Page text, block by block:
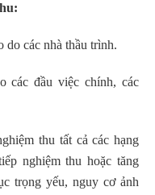
do các nhà thầu trình.
các đầu việc chính, các
thu tất cả các hạng
nghiệm thu hoặc tăng
trọng yếu, nguy cơ ảnh